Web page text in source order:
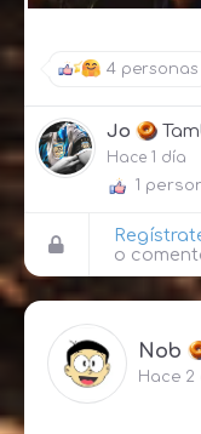
4 personas
Jo
Hace 1 día
1
o
Nob
Hace 2